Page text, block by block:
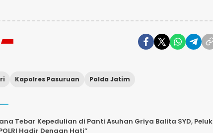
Kapolres Pasuruan Polda Jatim
Tebar Kepedulian di Panti Asuhan Griya Balita SYD, Peluk
Hadir Dengan Hati”